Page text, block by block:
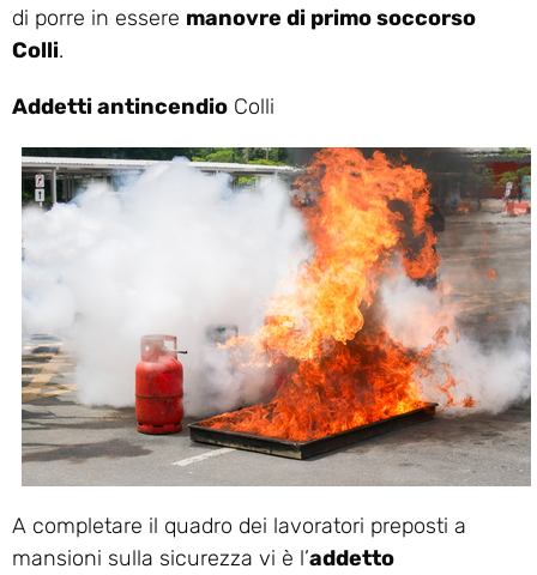
di porre in essere manovre di primo soccorso
Colli.
Addetti antincendio Colli
A completare il quadro dei lavoratori preposti a
mansioni sulla sicurezza vi è l’addetto